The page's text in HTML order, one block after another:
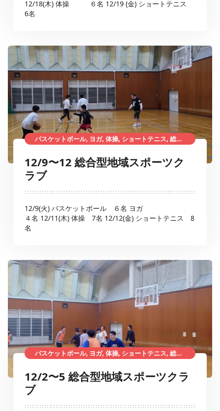
12/18(木) 体操 ６名 12/19 (金) ショートテニス
6名
バスケットボール, ヨガ, 体操, ショートテニス, 総合型地域スポーツクラブ
12/9〜12 総合型地域スポーツク
ラブ
12/9(火) バスケットボール ６名 ヨガ
４名 12/11(木) 体操 7名 12/12(金) ショートテニス 8
名
バスケットボール, ヨガ, 体操, ショートテニス, 総合型地域スポーツクラブ
12/2〜5 総合型地域スポーツクラ
ブ